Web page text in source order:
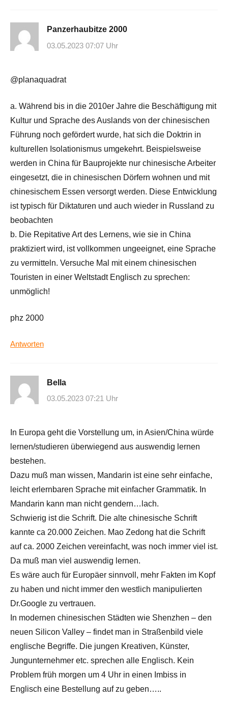
Panzerhaubitze 2000
03.05.2023 07:07 Uhr
@planaquadrat
a. Während bis in die 2010er Jahre die Beschäftigung mit
Kultur und Sprache des Auslands von der chinesischen
Führung noch gefördert wurde, hat sich die Doktrin in
kulturellen Isolationismus umgekehrt. Beispielsweise
werden in China für Bauprojekte nur chinesische Arbeiter
eingesetzt, die in chinesischen Dörfern wohnen und mit
chinesischem Essen versorgt werden. Diese Entwicklung
ist typisch für Diktaturen und auch wieder in Russland zu
beobachten
b. Die Repitative Art des Lernens, wie sie in China
praktiziert wird, ist vollkommen ungeeignet, eine Sprache
zu vermitteln. Versuche Mal mit einem chinesischen
Touristen in einer Weltstadt Englisch zu sprechen:
unmöglich!
phz 2000
Antworten
Bella
03.05.2023 07:21 Uhr
In Europa geht die Vorstellung um, in Asien/China würde
lernen/studieren überwiegend aus auswendig lernen
bestehen.
Dazu muß man wissen, Mandarin ist eine sehr einfache,
leicht erlernbaren Sprache mit einfacher Grammatik. In
Mandarin kann man nicht gendern…lach.
Schwierig ist die Schrift. Die alte chinesische Schrift
kannte ca 20.000 Zeichen. Mao Zedong hat die Schrift
auf ca. 2000 Zeichen vereinfacht, was noch immer viel ist.
Da muß man viel auswendig lernen.
Es wäre auch für Europäer sinnvoll, mehr Fakten im Kopf
zu haben und nicht immer den westlich manipulierten
Dr.Google zu vertrauen.
In modernen chinesischen Städten wie Shenzhen – den
neuen Silicon Valley – findet man in Straßenbild viele
englische Begriffe. Die jungen Kreativen, Künster,
Jungunternehmer etc. sprechen alle Englisch. Kein
Problem früh morgen um 4 Uhr in einen Imbiss in
Englisch eine Bestellung auf zu geben…..